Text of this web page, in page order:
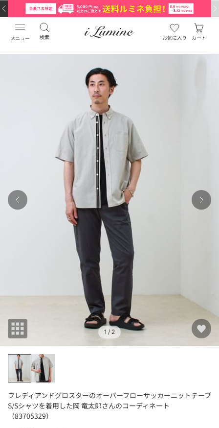
メニュー 検索 お気に入り カート
1 / 2
フレディアンドグロスターのオーバーフローサッカーニットテープ
S/Sシャツを着用した岡 竜太郎さんのコーディネート
（83705329）